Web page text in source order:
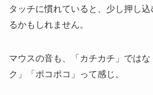
タッチに慣れていると、少し押し込
るかもしれません。
マウスの音も、「カチカチ」ではな
ク」「ポコポコ」って感じ。